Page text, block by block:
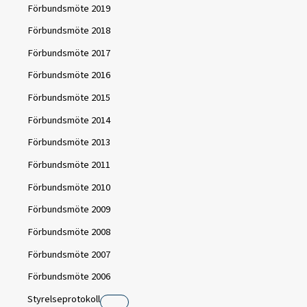
Förbundsmöte 2019
Förbundsmöte 2018
Förbundsmöte 2017
Förbundsmöte 2016
Förbundsmöte 2015
Förbundsmöte 2014
Förbundsmöte 2013
Förbundsmöte 2011
Förbundsmöte 2010
Förbundsmöte 2009
Förbundsmöte 2008
Förbundsmöte 2007
Förbundsmöte 2006
Styrelseprotokoll